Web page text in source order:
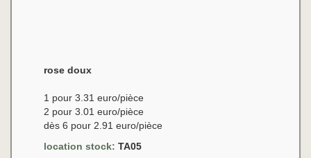
rose doux
1 pour 3.31 euro/pièce
2 pour 3.01 euro/pièce
dès 6 pour 2.91 euro/pièce
location stock: TA05